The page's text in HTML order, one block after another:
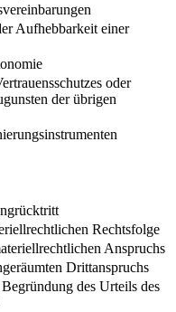
Aufhebbarkeit einer
oder
der übrigen
Rechtsfolge
Anspruchs
Drittanspruchs
des Urteils des